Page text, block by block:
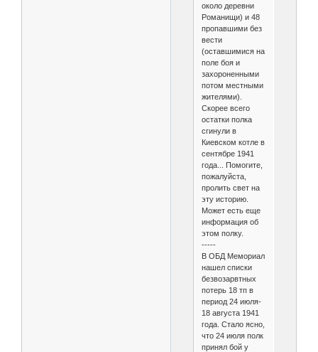
около деревни
Романищи) и 48
пропавшими без
вести
(оставшимися на
поле боя и
захороненными
потом местными
жителями).
Скорее всего
остатки полка
сгинули в
Киевском котле в
сентябре 1941
года... Помогите,
пожалуйста,
пролить свет на
эту историю.
Может есть еще
информация об
этом полку.
-----
В ОБД Мемориал
нашел списки
безвозарвтных
потерь 18 тп в
период 24 июля-
18 августа 1941
года. Стало ясно,
что 24 июля полк
принял бой у